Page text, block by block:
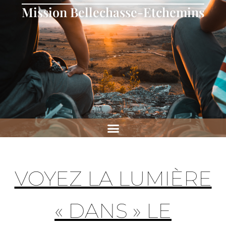
Mission Bellechasse-Etchemins
VOYEZ LA LUMIÈRE
« DANS » LE